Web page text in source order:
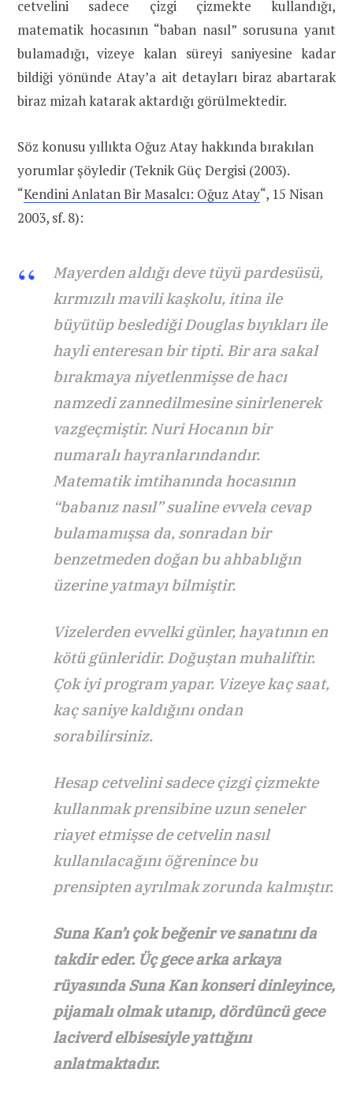
cetvelini sadece çizgi çizmekte kullandığı,
matematik hocasının “baban nasıl” sorusuna yanıt
bulamadığı, vizeye kalan süreyi saniyesine kadar
bildiği yönünde Atay’a ait detayları biraz abartarak
biraz mizah katarak aktardığı görülmektedir.
Söz konusu yıllıkta Oğuz Atay hakkında bırakılan
yorumlar şöyledir (Teknik Güç Dergisi (2003).
“Kendini Anlatan Bir Masalcı: Oğuz Atay“, 15 Nisan
2003, sf. 8):
Mayerden aldığı deve tüyü pardesüsü,
kırmızılı mavili kaşkolu, itina ile
büyütüp beslediği Douglas bıyıkları ile
hayli enteresan bir tipti. Bir ara sakal
bırakmaya niyetlenmişse de hacı
namzedi zannedilmesine sinirlenerek
vazgeçmiştir. Nuri Hocanın bir
numaralı hayranlarındandır.
Matematik imtihanında hocasının
“babanız nasıl” sualine evvela cevap
bulamamışsa da, sonradan bir
benzetmeden doğan bu ahbablığın
üzerine yatmayı bilmiştir.
Vizelerden evvelki günler, hayatının en
kötü günleridir. Doğuştan muhaliftir.
Çok iyi program yapar. Vizeye kaç saat,
kaç saniye kaldığını ondan
sorabilirsiniz.
Hesap cetvelini sadece çizgi çizmekte
kullanmak prensibine uzun seneler
riayet etmişse de cetvelin nasıl
kullanılacağını öğrenince bu
prensipten ayrılmak zorunda kalmıştır.
Suna Kan’ı çok beğenir ve sanatını da
takdir eder. Üç gece arka arkaya
rüyasında Suna Kan konseri dinleyince,
pijamalı olmak utanıp, dördüncü gece
laciverd elbisesiyle yattığını
anlatmaktadır.